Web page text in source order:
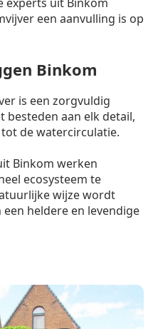
een aanvulling is op
Binkom
is een zorgvuldig
besteden aan elk detail,
de watercirculatie.
Binkom werken
ecosysteem te
wijze wordt
heldere en levendige